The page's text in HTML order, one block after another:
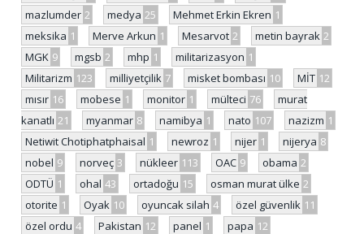
mazlumder 2 medya 25 Mehmet Erkin Ekren 1
meksika 1 Merve Arkun 1 Mesarvot 2 metin bayrak 2
MGK 9 mgsb 2 mhp 1 militarizasyon 1
Militarizm 123 milliyetçilik 7 misket bombası 10 MİT 12
mısır 16 mobese 1 monitor 1 mülteci 76
murat
kanatlı 21 myanmar 8 namibya 1 nato 107 nazizm 1
Netiwit Chotiphatphaisal 1 newroz 1 nijer 1 nijerya 8
nobel 9 norveç 3 nükleer 113 OAC 9 obama 2
ODTÜ 1 ohal 43 ortadoğu 15 osman murat ülke 2
otorite 1 Oyak 10 oyuncak silah 4 özel güvenlik 11
özel ordu 4 Pakistan 12 panel 1 papa 12